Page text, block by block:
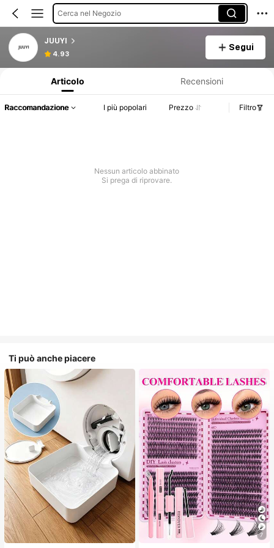
Cerca nel Negozio
JUUYI
4.93
Segui
Articolo Recensioni
Raccomandazione I più popolari Prezzo Filtro
Nessun articolo abbinato
Si prega di riprovare.
Ti può anche piacere
7